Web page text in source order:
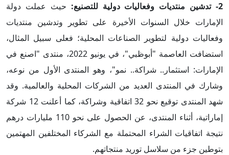
2- تدشين منتديات وفعاليات دولية للتصنيع:
حيث عملت دولة
الإمارات خلال السنوات الأخيرة على تطوير وتدشين منتديات
وفعاليات دولية لتطوير الصناعات المحلية؛ فعلى سبيل المثال،
استضافت العاصمة "أبوظبي"، في يونيو 2022، منتدى "اصنع في
الإمارات: استثمار.. شراكة.. نمو"، وهو المنتدى الأول من نوعه،
وشارك في المنتدى العديد من الشركات المحلية والعالمية. وقد
شهد المنتدى توقيع نحو 32 اتفاقية وشراكة، كما أعلنت 12 شركة
إماراتية، أثناء المنتدى، عن الحصول على نحو 110 مليارات درهم
نتيجة اتفاقيات الشراء المحتملة مع الشركاء المختلفين المهتمين
بتوطين جزء من سلاسل توريد منتجاتهم.